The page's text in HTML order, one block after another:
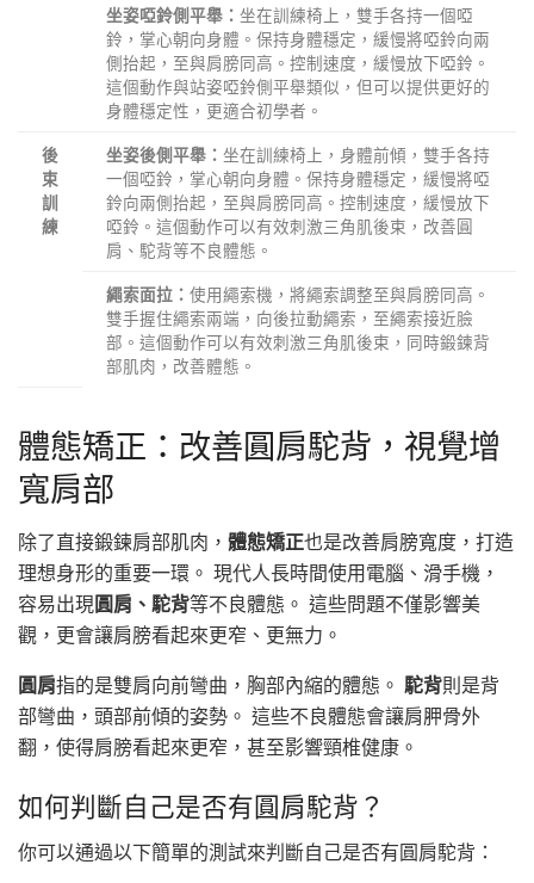
坐姿啞鈴側平舉： 坐在訓練椅上，雙手各持一個啞
鈴，掌心朝向身體。保持身體穩定，緩慢將啞鈴向兩
側抬起，至與肩膀同高。控制速度，緩慢放下啞鈴。
這個動作與站姿啞鈴側平舉類似，但可以提供更好的
身體穩定性，更適合初學者。
後
束
訓
練
坐姿後側平舉： 坐在訓練椅上，身體前傾，雙手各持
一個啞鈴，掌心朝向身體。保持身體穩定，緩慢將啞
鈴向兩側抬起，至與肩膀同高。控制速度，緩慢放下
啞鈴。這個動作可以有效刺激三角肌後束，改善圓
肩、駝背等不良體態。
繩索面拉： 使用繩索機，將繩索調整至與肩膀同高。
雙手握住繩索兩端，向後拉動繩索，至繩索接近臉
部。這個動作可以有效刺激三角肌後束，同時鍛鍊背
部肌肉，改善體態。
體態矯正：改善圓肩駝背，視覺增
寬肩部
除了直接鍛鍊肩部肌肉， 體態矯正也是改善肩膀寬度，打造
理想身形的重要一環。 現代人長時間使用電腦、滑手機，
容易出現圓肩、駝背等不良體態。 這些問題不僅影響美
觀，更會讓肩膀看起來更窄、更無力。
圓肩指的是雙肩向前彎曲，胸部內縮的體態。 駝背則是背
部彎曲，頭部前傾的姿勢。 這些不良體態會讓肩胛骨外
翻，使得肩膀看起來更窄，甚至影響頸椎健康。
如何判斷自己是否有圓肩駝背？
你可以通過以下簡單的測試來判斷自己是否有圓肩駝背：